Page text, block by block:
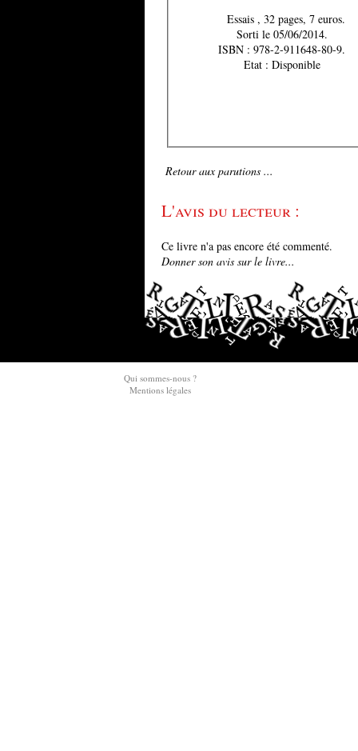
Essais , 32 pages, 7 euros.
Sorti le 05/06/2014.
ISBN : 978-2-911648-80-9.
Etat : Disponible
Retour aux parutions ...
L'avis du lecteur :
Ce livre n'a pas encore été commenté.
Donner son avis sur le livre...
Qui sommes-nous ?
Mentions légales